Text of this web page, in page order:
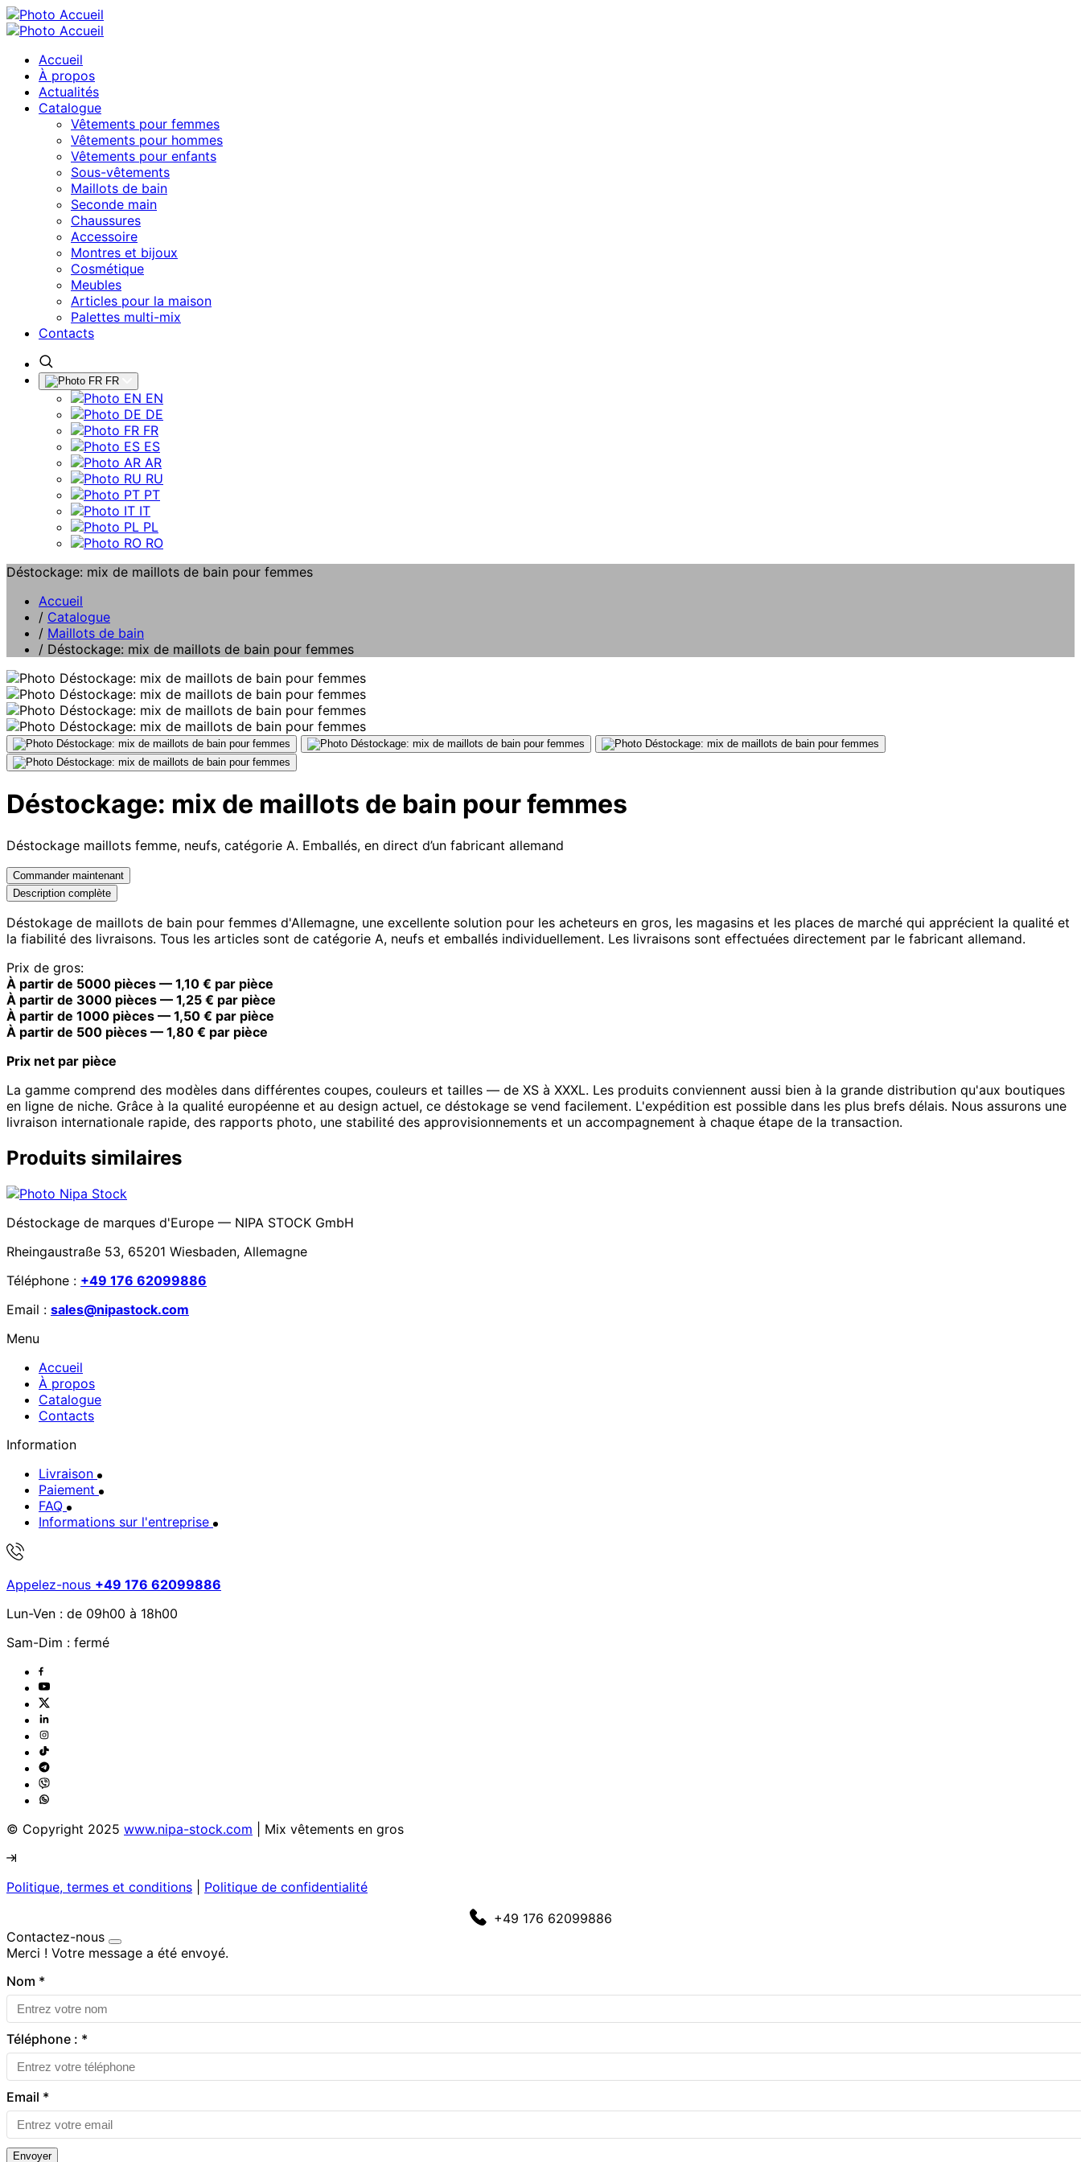
Accueil
À propos
Actualités
Catalogue
Vêtements pour femmes
Vêtements pour hommes
Vêtements pour enfants
Sous-vêtements
Maillots de bain
Seconde main
Chaussures
Accessoire
Montres et bijoux
Cosmétique
Meubles
Articles pour la maison
Palettes multi-mix
Contacts
FR
EN
DE
FR
ES
AR
RU
PT
IT
PL
RO
Déstockage: mix de maillots de bain pour femmes
Accueil
/ Catalogue
/ Maillots de bain
/ Déstockage: mix de maillots de bain pour femmes
Déstockage: mix de maillots de bain pour femmes
Déstockage maillots femme, neufs, catégorie A. Emballés, en direct d’un fabricant allemand
Commander maintenant
Description complète
Déstokage de maillots de bain pour femmes d'Allemagne, une excellente solution pour les acheteurs en gros, les magasins et les places de marché qui apprécient la qualité et
la fiabilité des livraisons. Tous les articles sont de catégorie A, neufs et emballés individuellement. Les livraisons sont effectuées directement par le fabricant allemand.
Prix de gros:
À partir de 5000 pièces — 1,10 € par pièce
À partir de 3000 pièces — 1,25 € par pièce
À partir de 1000 pièces — 1,50 € par pièce
À partir de 500 pièces — 1,80 € par pièce
Prix net par pièce
La gamme comprend des modèles dans différentes coupes, couleurs et tailles — de XS à XXXL. Les produits conviennent aussi bien à la grande distribution qu'aux boutiques
en ligne de niche. Grâce à la qualité européenne et au design actuel, ce déstokage se vend facilement. L'expédition est possible dans les plus brefs délais. Nous assurons une
livraison internationale rapide, des rapports photo, une stabilité des approvisionnements et un accompagnement à chaque étape de la transaction.
Produits similaires
Déstockage de marques d'Europe — NIPA STOCK GmbH
Rheingaustraße 53, 65201 Wiesbaden, Allemagne
Téléphone : +49 176 62099886
Email : sales@nipastock.com
Menu
Accueil
À propos
Catalogue
Contacts
Information
Livraison
Paiement
FAQ
Informations sur l'entreprise
Appelez-nous +49 176 62099886
Lun-Ven : de 09h00 à 18h00
Sam-Dim : fermé
© Copyright 2025 www.nipa-stock.com | Mix vêtements en gros
Politique, termes et conditions
Politique de confidentialité
+49 176 62099886
Contactez-nous
Merci ! Votre message a été envoyé.
Nom *
Téléphone : *
Email *
Envoyer